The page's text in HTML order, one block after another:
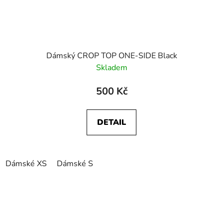
Dámský CROP TOP ONE-SIDE Black
Skladem
500 Kč
DETAIL
Dámské XS Dámské S